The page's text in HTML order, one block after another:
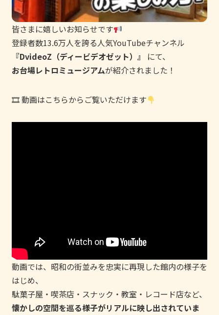
皆さまに嬉しいお知らせです
登録者数13.6万人を誇る人気YouTubeチャンネル
『DvideoZ（ディービデオゼット）』
にて、
お台場レトロミュージアムが紹介されました！
🎞 動画はこちらからご覧いただけます
動画では、昭和の街並みを忠実に再現した館内の様子を
はじめ、
駄菓子屋・喫茶店・スナック・教室・レコード店など、
懐かしの空間を巡る様子がリアルに映し出されていま